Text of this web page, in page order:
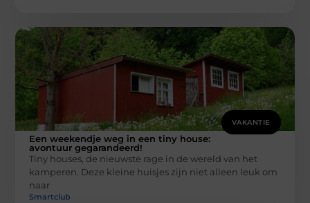
VAKANTIE
Een weekendje weg in een tiny house:
avontuur gegarandeerd!
Tiny houses, de nieuwste rage in de wereld van het
kamperen. Deze kleine huisjes zijn niet alleen leuk om
naar
Smartclub